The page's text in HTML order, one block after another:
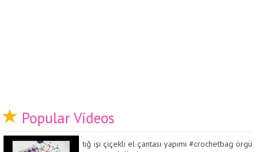
Popular Videos
tığ işi çiçekli el çantası yapımı #crochetbag örgü